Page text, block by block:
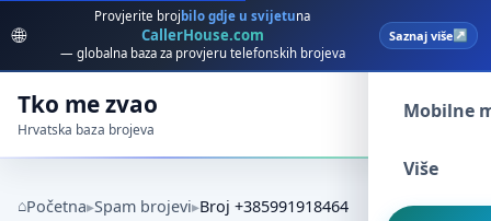
🌐
Provjerite broj bilo gdje u svijetuna
CallerHouse.com
— globalna baza za provjeru telefonskih brojeva
Saznaj više
Tko me zvao
Hrvatska baza brojeva
Spam
Mobilne
Više
Početna Spam brojevi Broj +385991918464